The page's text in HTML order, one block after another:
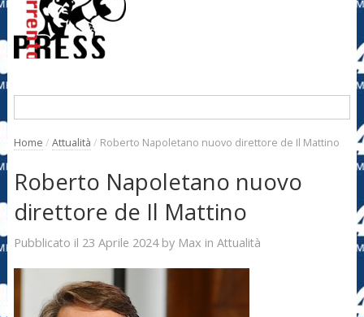
Home / Attualità / Roberto Napoletano nuovo direttore de Il Mattino
Roberto Napoletano nuovo
direttore de Il Mattino
Pubblicato il 23 Aprile 2024by Max in Attualità